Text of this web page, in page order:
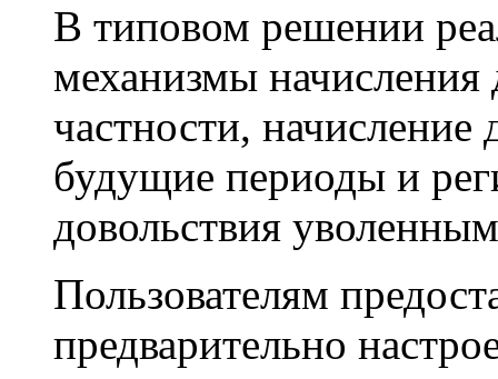
В типовом решении
механизмы начисления
частности, начисление
будущие периоды и
довольствия
Пользователям
предварительно